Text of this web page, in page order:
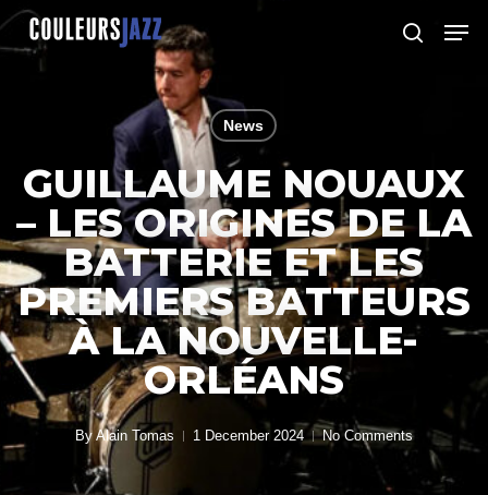
Skip
search
News
GUILLAUME NOUAUX
– LES ORIGINES DE LA
BATTERIE ET LES
PREMIERS BATTEURS
À LA NOUVELLE-
ORLÉANS
By Alain Tomas 1 December 2024 No Comments